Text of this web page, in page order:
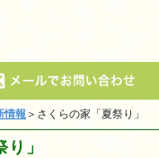
情報 ＞さくらの家「夏祭り」
」